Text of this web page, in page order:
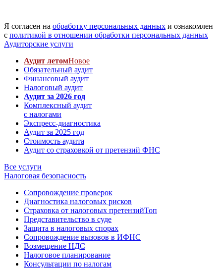
Я согласен на обработку персональных данных и ознакомлен
с политикой в отношении обработки персональных данных
Аудиторские услуги
Аудит летомНовое
Обязательный аудит
Финансовый аудит
Налоговый аудит
Аудит за 2026 год
Комплексный аудит
с налогами
Экспресс-диагностика
Аудит за 2025 год
Стоимость аудита
Аудит со страховкой от претензий ФНС
Все услуги
Налоговая безопасность
Сопровождение проверок
Диагностика налоговых рисков
Страховка от налоговых претензийТоп
Представительство в суде
Защита в налоговых спорах
Сопровождение вызовов в ИФНС
Возмещение НДС
Налоговое планирование
Консультации по налогам